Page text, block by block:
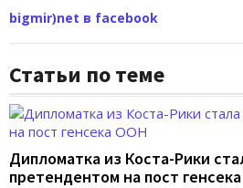
bigmir)net в facebook
Статьи по теме
Дипломатка из Коста-Рики
претендентом на пост